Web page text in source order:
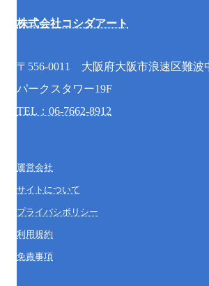
株式会社コシダアート
〒556-0011 大阪府大阪市浪速区難波
パークスタワー19F
TEL：06-7662-8912
運営会社
サイトについて
プライバシポリシー
利用規約
免責事項